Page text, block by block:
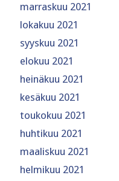
marraskuu 2021
lokakuu 2021
syyskuu 2021
elokuu 2021
heinäkuu 2021
kesäkuu 2021
toukokuu 2021
huhtikuu 2021
maaliskuu 2021
helmikuu 2021